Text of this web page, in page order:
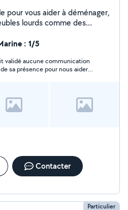
pour vous aider à déménager,
lourds comme des
et
: 1/5
validé aucune communication
sa présence pour nous aider
Contacter
Particulier